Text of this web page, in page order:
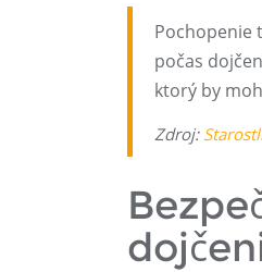
Pochopenie
počas
ktorý by
Zdroj: